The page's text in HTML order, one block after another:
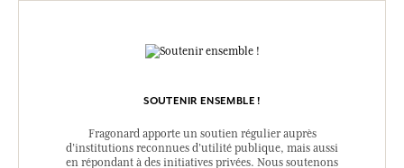
SOUTENIR ENSEMBLE !
Fragonard apporte un soutien régulier auprès
d’institutions reconnues d’utilité publique, mais aussi
en répondant à des initiatives privées. Nous soutenons